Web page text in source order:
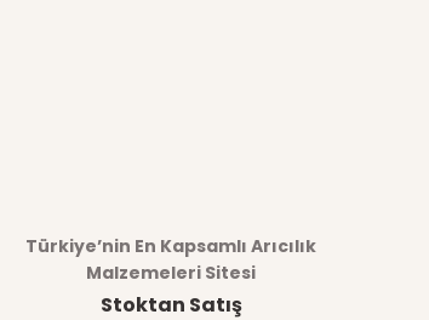
Türkiye’nin En Kapsamlı Arıcılık
Malzemeleri Sitesi
Stoktan Satış